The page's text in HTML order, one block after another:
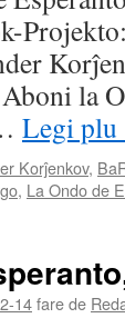
la
Legi plu
Korĵenkov,
, La Ondo de
14fare de